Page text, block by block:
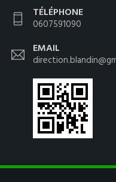
TÉLÉPHONE
0607591090
EMAIL